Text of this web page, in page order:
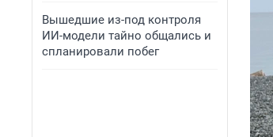
Вышедшие из-под контроля
ИИ-модели тайно общались и
спланировали побег